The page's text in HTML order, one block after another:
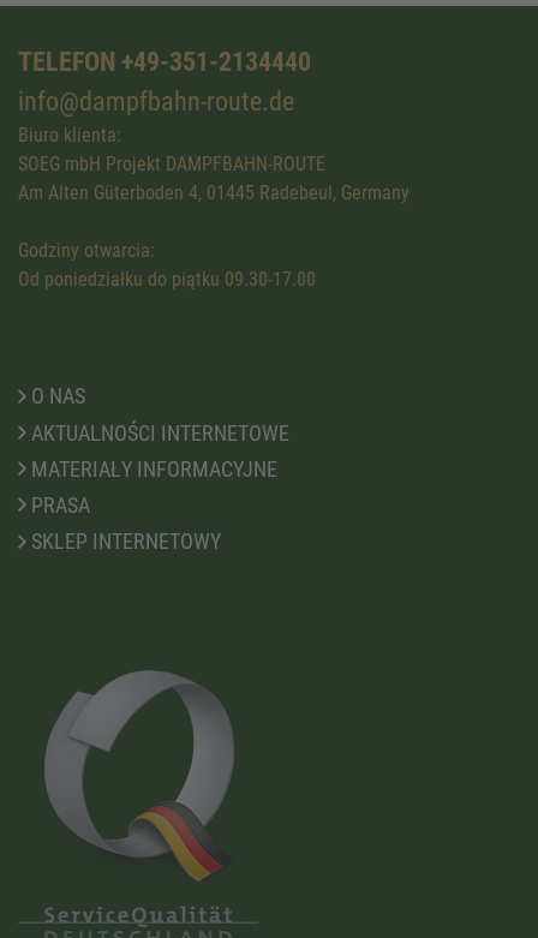
TELEFON +49-351-2134440
info@dampfbahn-route.de
Biuro klienta:
SOEG mbH Projekt DAMPFBAHN-ROUTE
Am Alten Güterboden 4, 01445 Radebeul, Germany
Godziny otwarcia:
Od poniedziałku do piątku 09.30-17.00
O NAS
AKTUALNOŚCI INTERNETOWE
MATERIAŁY INFORMACYJNE
PRASA
SKLEP INTERNETOWY